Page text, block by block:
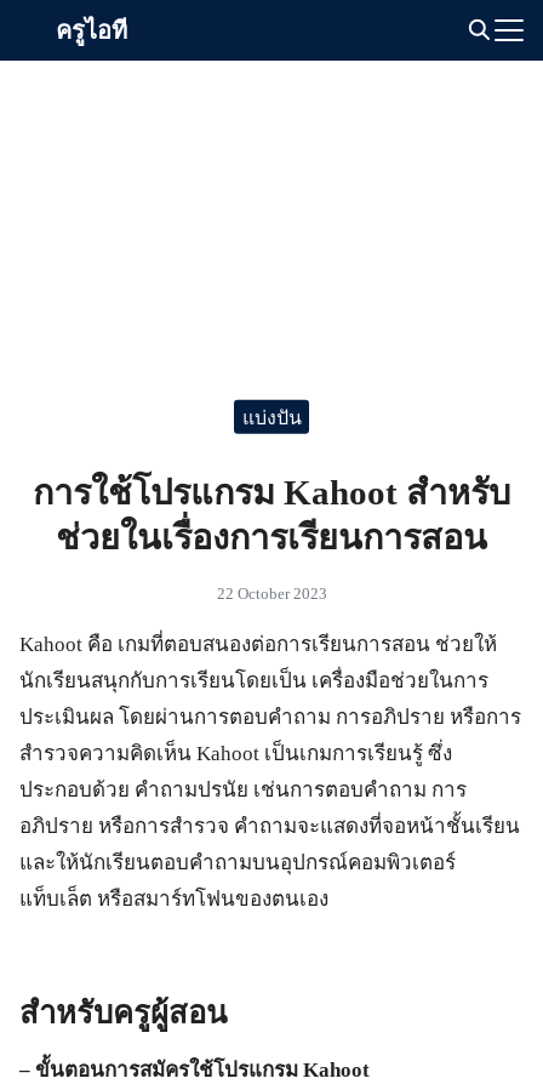
ครูไอที
แบ่งปัน
การใช้โปรแกรม Kahoot สำหรับ
ช่วยในเรื่องการเรียนการสอน
22 October 2023
Kahoot คือ เกมที่ตอบสนองต่อการเรียนการสอน ช่วยให้
นักเรียนสนุกกับการเรียนโดยเป็น เครื่องมือช่วยในการ
ประเมินผล โดยผ่านการตอบคำถาม การอภิปราย หรือการ
สำรวจความคิดเห็น Kahoot เป็นเกมการเรียนรู้ ซึ่ง
ประกอบด้วย คำถามปรนัย เช่นการตอบคำถาม การ
อภิปราย หรือการสำรวจ คำถามจะแสดงที่จอหน้าชั้นเรียน
และให้นักเรียนตอบคำถามบนอุปกรณ์คอมพิวเตอร์
แท็บเล็ต หรือสมาร์ทโฟนของตนเอง
สำหรับครูผู้สอน
– ขั้นตอนการสมัครใช้โปรแกรม Kahoot